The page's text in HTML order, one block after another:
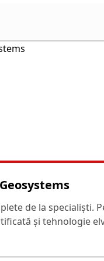
de la specialiști.
și tehnologie